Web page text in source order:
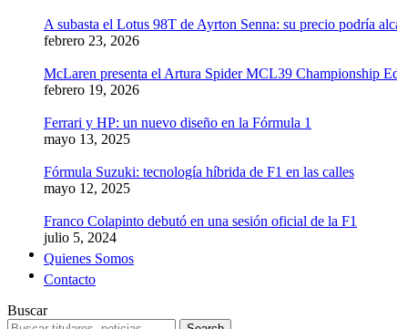
A subasta el Lotus 98T de Ayrton Senna: su precio podría
febrero 23, 2026
McLaren presenta el Artura Spider MCL39 Championship
febrero 19, 2026
Ferrari y HP: un nuevo diseño en la Fórmula 1
mayo 13, 2025
Fórmula Suzuki: tecnología híbrida de F1 en las calles
mayo 12, 2025
Franco Colapinto debutó en una sesión oficial de la F1
julio 5, 2024
Quienes Somos
Contacto
Buscar